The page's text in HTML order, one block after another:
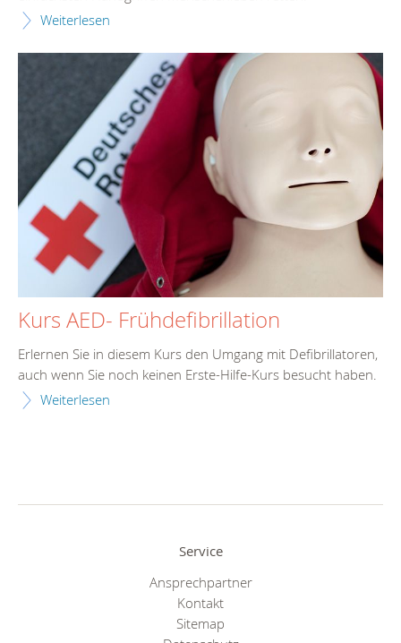
Weiterlesen
Kurs AED- Frühdefibrillation
Erlernen Sie in diesem Kurs den Umgang mit Defibrillatoren,
auch wenn Sie noch keinen Erste-Hilfe-Kurs besucht haben.
Weiterlesen
Service
Ansprechpartner
Kontakt
Sitemap